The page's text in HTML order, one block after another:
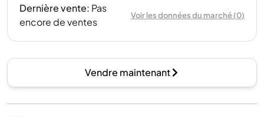
Dernière vente: Pas
encore de ventes
Voir les données du marché(0)
Vendre maintenant